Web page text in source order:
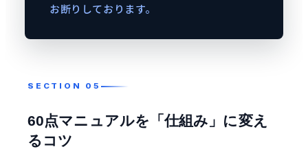
お断りしております。
60点マニュアルを「仕組み」に変え
るコツ